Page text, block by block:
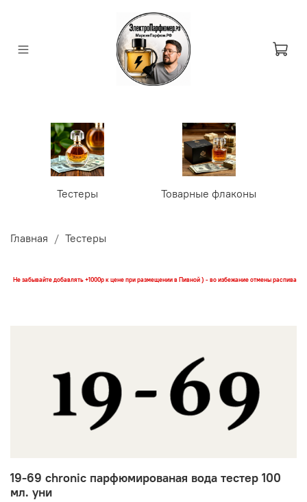
Тестеры Товарные флаконы
Главная Тестеры
Не забывайте добавлять +1000р к цене при размещении в Пивной ) - во избежание отмены распива
19-69 chronic парфюмированая вода тестер 100
мл. уни